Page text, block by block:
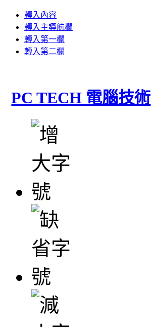
轉入內容
轉入主導航欄
轉入第一欄
轉入第二欄
PC TECH 電腦技術